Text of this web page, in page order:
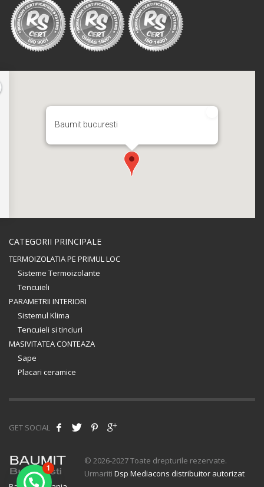
Baumit bucuresti
CATEGORII PRINCIPALE
TERMOIZOLATIA PE PRIMUL LOC
Sisteme Termoizolante
Tencuieli
PARAMETRII INTERIORI
Sistemul Klima
Tencuieli si tinciuri
MASIVITATEA CONTEAZA
Sape
Placari ceramice
GET SOCIAL
© 2026-2027 Toate drepturile rezervate.
Urmariti Dsp Mediacons distribuitor autorizat
1